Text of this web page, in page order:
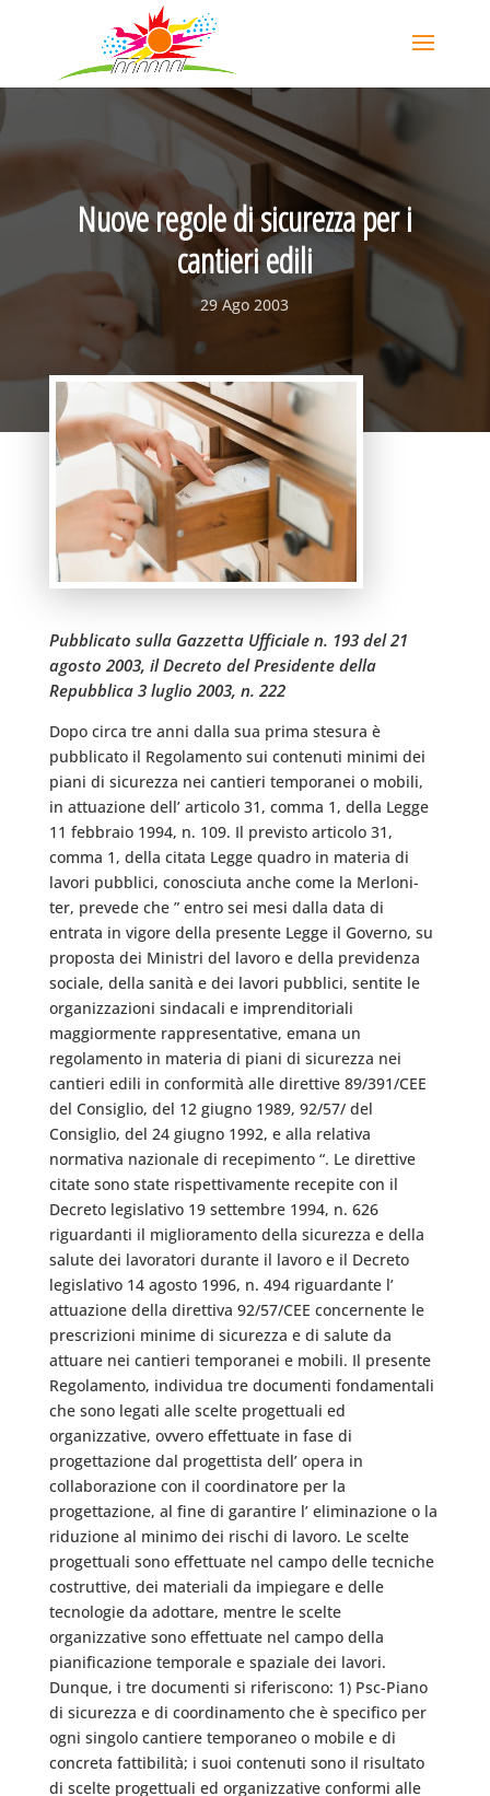
Nuove regole di sicurezza per i
cantieri edili
29 Ago 2003
Pubblicato sulla Gazzetta Ufficiale n. 193 del 21
agosto 2003, il Decreto del Presidente della
Repubblica 3 luglio 2003, n. 222
Dopo circa tre anni dalla sua prima stesura è
pubblicato il Regolamento sui contenuti minimi dei
piani di sicurezza nei cantieri temporanei o mobili,
in attuazione dell’ articolo 31, comma 1, della Legge
11 febbraio 1994, n. 109. Il previsto articolo 31,
comma 1, della citata Legge quadro in materia di
lavori pubblici, conosciuta anche come la Merloni-
ter, prevede che ” entro sei mesi dalla data di
entrata in vigore della presente Legge il Governo, su
proposta dei Ministri del lavoro e della previdenza
sociale, della sanità e dei lavori pubblici, sentite le
organizzazioni sindacali e imprenditoriali
maggiormente rappresentative, emana un
regolamento in materia di piani di sicurezza nei
cantieri edili in conformità alle direttive 89/391/CEE
del Consiglio, del 12 giugno 1989, 92/57/ del
Consiglio, del 24 giugno 1992, e alla relativa
normativa nazionale di recepimento “. Le direttive
citate sono state rispettivamente recepite con il
Decreto legislativo 19 settembre 1994, n. 626
riguardanti il miglioramento della sicurezza e della
salute dei lavoratori durante il lavoro e il Decreto
legislativo 14 agosto 1996, n. 494 riguardante l’
attuazione della direttiva 92/57/CEE concernente le
prescrizioni minime di sicurezza e di salute da
attuare nei cantieri temporanei e mobili. Il presente
Regolamento, individua tre documenti fondamentali
che sono legati alle scelte progettuali ed
organizzative, ovvero effettuate in fase di
progettazione dal progettista dell’ opera in
collaborazione con il coordinatore per la
progettazione, al fine di garantire l’ eliminazione o la
riduzione al minimo dei rischi di lavoro. Le scelte
progettuali sono effettuate nel campo delle tecniche
costruttive, dei materiali da impiegare e delle
tecnologie da adottare, mentre le scelte
organizzative sono effettuate nel campo della
pianificazione temporale e spaziale dei lavori.
Dunque, i tre documenti si riferiscono: 1) Psc-Piano
di sicurezza e di coordinamento che è specifico per
ogni singolo cantiere temporaneo o mobile e di
concreta fattibilità; i suoi contenuti sono il risultato
di scelte progettuali ed organizzative conformi alle